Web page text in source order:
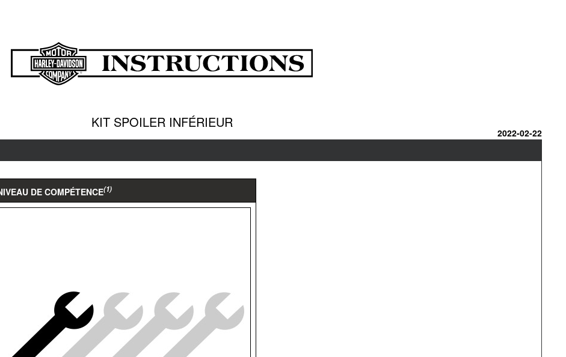
KIT SPOILER INFÉRIEUR
2022-02-22
DE COMPÉTENCE(1)